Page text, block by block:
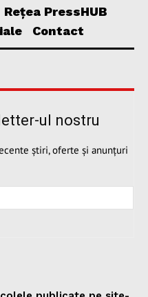
Rețea PressHUB
Contact
ul nostru
știri, oferte și anunțuri